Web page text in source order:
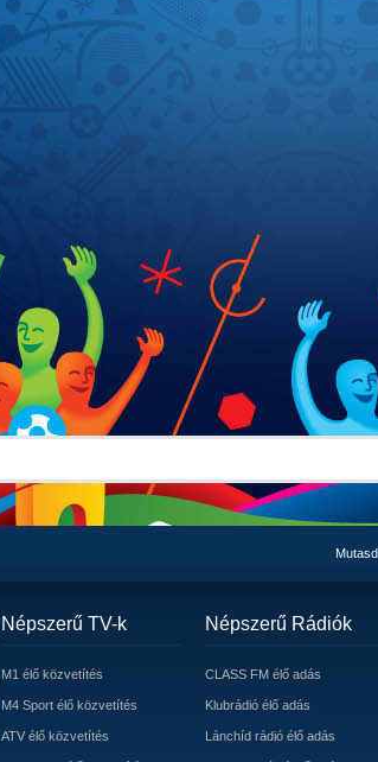
Népszerű TV-k
M1 élő közvetítés
M4 Sport élő közvetítés
ATV élő közvetítés
Népszerű Rádiók
CLASS FM élő adás
Klubrádió élő adás
Lánchíd rádió élő adás